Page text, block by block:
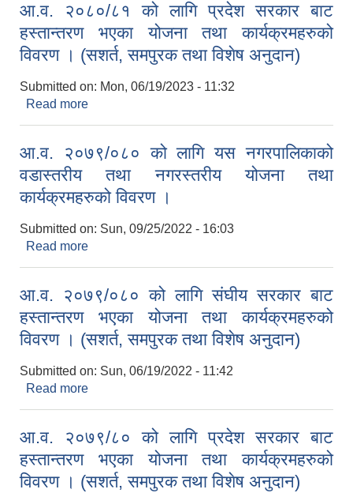
आ.व. २०८०/८१ को लागि प्रदेश सरकार बाट
हस्तान्तरण भएका योजना तथा कार्यक्रमहरुको
विवरण । (सशर्त, समपुरक तथा विशेष अनुदान)
Submitted on: Mon, 06/19/2023 - 11:32
Read more
आ.व. २०७९/०८० को लागि यस नगरपालिकाको
वडास्तरीय तथा नगरस्तरीय योजना तथा
कार्यक्रमहरुको विवरण ।
Submitted on: Sun, 09/25/2022 - 16:03
Read more
आ.व. २०७९/०८० को लागि संघीय सरकार बाट
हस्तान्तरण भएका योजना तथा कार्यक्रमहरुको
विवरण । (सशर्त, समपुरक तथा विशेष अनुदान)
Submitted on: Sun, 06/19/2022 - 11:42
Read more
आ.व. २०७९/८० को लागि प्रदेश सरकार बाट
हस्तान्तरण भएका योजना तथा कार्यक्रमहरुको
विवरण । (सशर्त, समपुरक तथा विशेष अनुदान)